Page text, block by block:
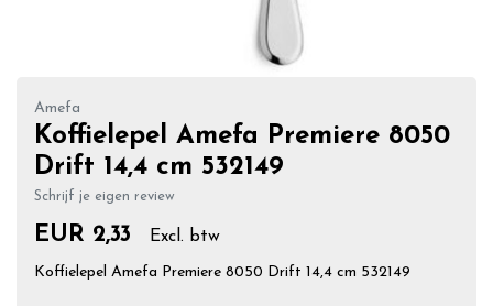
Amefa
Koffielepel Amefa Premiere 8050
Drift 14,4 cm 532149
Schrijf je eigen review
EUR 2,33 Excl. btw
Koffielepel Amefa Premiere 8050 Drift 14,4 cm 532149